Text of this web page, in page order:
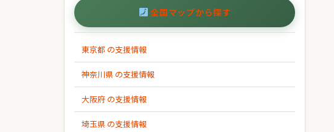
全国マップから探す
東京都 の支援情報
神奈川県 の支援情報
大阪府 の支援情報
埼玉県 の支援情報